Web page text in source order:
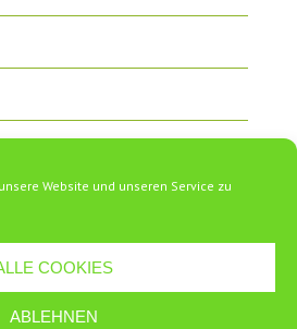
Website und unseren Service zu
COOKIES
ABLEHNEN